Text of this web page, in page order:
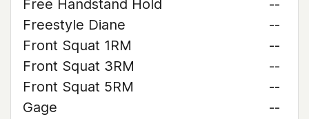
Free Handstand Hold
--
Freestyle Diane
--
Front Squat 1RM
--
Front Squat 3RM
--
Front Squat 5RM
--
Gage
--